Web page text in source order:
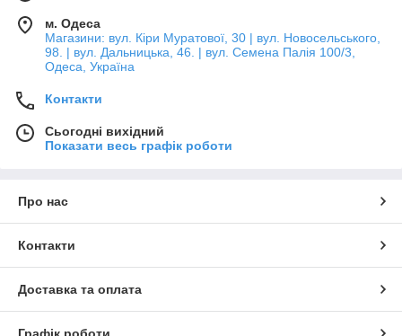
м. Одеса
Магазини: вул. Кіри Муратової, 30 | вул. Новосельського,
98. | вул. Дальницька, 46. | вул. Семена Палія 100/3,
Одеса, Україна
Контакти
Сьогодні вихідний
Показати весь графік роботи
Про нас
Контакти
Доставка та оплата
Графік роботи